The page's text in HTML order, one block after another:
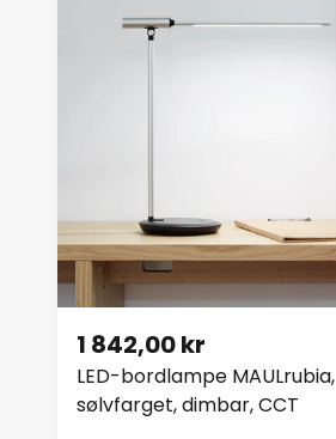
LED-bordlampe MAULrubia,
sølvfarget, dimbar, CCT
1 842,00 kr